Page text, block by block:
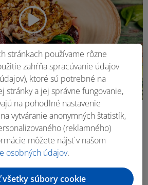
panenka s červenou repou
omáčkou
2 porcie
stránkach používame rôzne
zahŕňa spracúvanie údajov
ktoré sú potrebné na
stránky a jej správne fungovanie,
na pohodlné nastavenie
vytváranie anonymných štatistík,
(reklamného)
môžete nájsť v našom
osobných údajov.
všetky súbory cookie